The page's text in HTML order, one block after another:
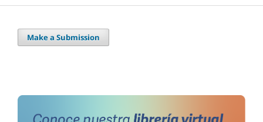
Make a Submission